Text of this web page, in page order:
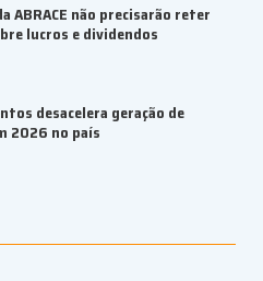
ABRACE não precisarão reter
lucros e dividendos
desacelera geração de
2026 no país